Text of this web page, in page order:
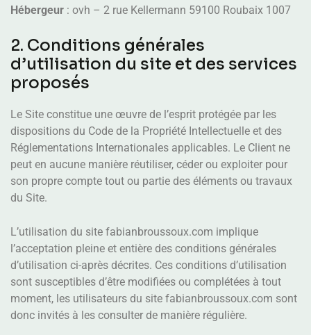
Hébergeur : ovh – 2 rue Kellermann 59100 Roubaix 1007
2. Conditions générales
d’utilisation du site et des services
proposés
Le Site constitue une œuvre de l’esprit protégée par les
dispositions du Code de la Propriété Intellectuelle et des
Réglementations Internationales applicables. Le Client ne
peut en aucune manière réutiliser, céder ou exploiter pour
son propre compte tout ou partie des éléments ou travaux
du Site.
L’utilisation du site fabianbroussoux.com implique
l’acceptation pleine et entière des conditions générales
d’utilisation ci-après décrites. Ces conditions d’utilisation
sont susceptibles d’être modifiées ou complétées à tout
moment, les utilisateurs du site fabianbroussoux.com sont
donc invités à les consulter de manière régulière.